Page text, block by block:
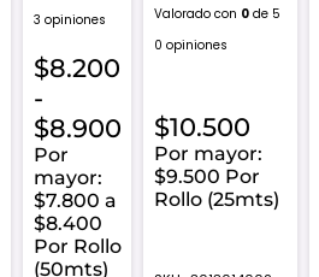
3 opiniones
$8.200
-
$8.900Rango
precios:
$8.200
Por
mayor:
$7.800 a
$8.400
Por Rollo
(50mts)
Valorado con 0de 5
0 opiniones
$10.500
Por mayor:
$9.500 Por
Rollo (25mts)